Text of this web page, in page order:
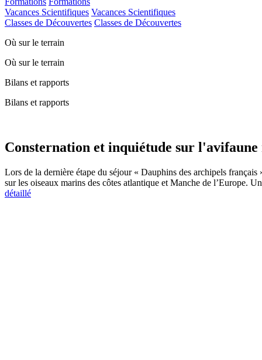
Vacances Scientifiques Vacances Scientifiques
Classes de Découvertes Classes de Découvertes
Où sur le terrain
Où sur le terrain
Bilans et rapports
Bilans et rapports
Consternation et inquiétude sur
Lors de la dernière étape du séjour « Dauphins des archipels français
sur les oiseaux marins des côtes atlantique et Manche de l’Europe.
détaillé